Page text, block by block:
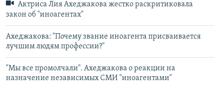
Актриса Лия Ахеджакова жестко раскритиковала
закон об "иноагентах"
Ахеджакова: "Почему звание иноагента присваивается
лучшим людям профессии?"
"Мы все промолчали". Ахеджакова о реакции на
назначение независимых СМИ "иноагентами"